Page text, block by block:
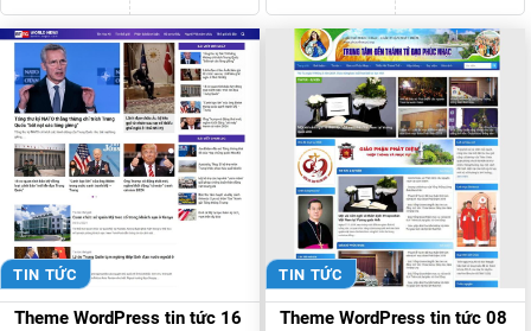
TIN TỨC
Theme WordPress tin tức 16
TIN TỨC
Theme WordPress tin tức 08